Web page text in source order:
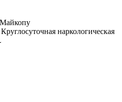
наркологическая